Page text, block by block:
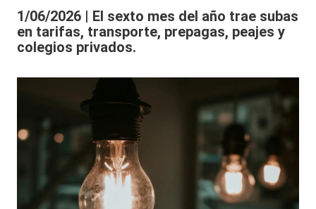
1/06/2026 | El sexto mes del año trae subas
en tarifas, transporte, prepagas, peajes y
colegios privados.